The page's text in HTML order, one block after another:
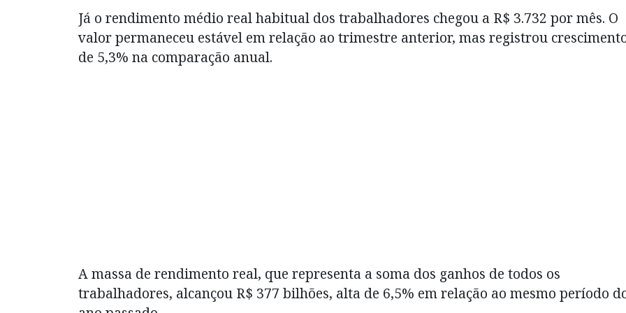
Já o rendimento médio real habitual dos trabalhadores chegou a R$ 3.732 por mês. O
valor permaneceu estável em relação ao trimestre anterior, mas registrou
de 5,3% na comparação anual.
A massa de rendimento real, que representa a soma dos ganhos de todos os
trabalhadores, alcançou R$ 377 bilhões, alta de 6,5% em relação ao mesmo período